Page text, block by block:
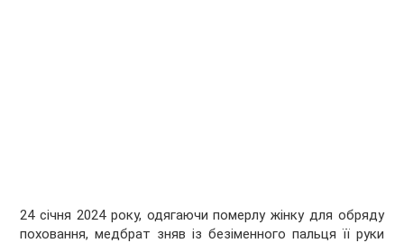
24 січня 2024 року, одягаючи померлу жінку для обряду
поховання, медбрат зняв із безіменного пальця її руки